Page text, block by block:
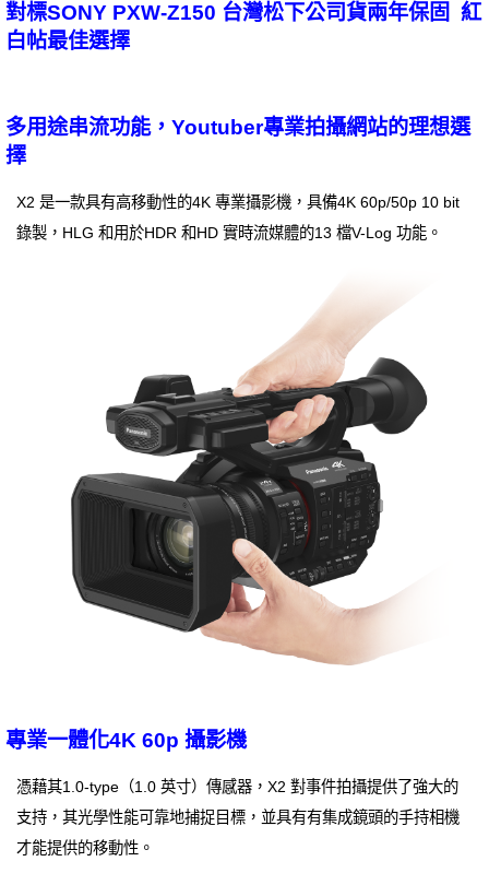
對標SONY PXW-Z150 台灣松下公司貨兩年保固 紅
白帖最佳選擇
多用途串流功能，Youtuber專業拍攝網站的理想選
擇
X2 是一款具有高移動性的4K 專業攝影機，具備4K 60p/50p 10 bit
錄製，HLG 和用於HDR 和HD 實時流媒體的13 檔V-Log 功能。
專業一體化4K 60p 攝影機
憑藉其1.0-type（1.0 英寸）傳感器，X2 對事件拍攝提供了強大的
支持，其光學性能可靠地捕捉目標，並具有有集成鏡頭的手持相機
才能提供的移動性。